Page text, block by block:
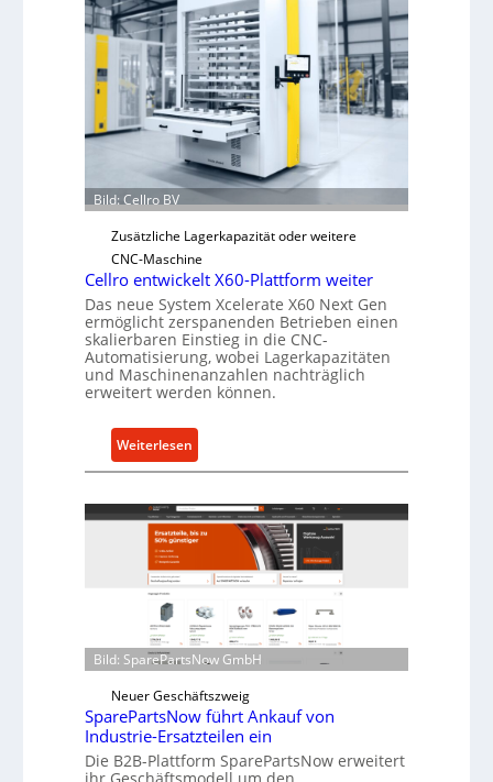
n
i
s
c
h
e
r
Ü
b
e
r
l
a
s
t
s
c
u
t
f
ü
d
i
r
e
k
t
e
Bild: Cellro BV
Zusätzliche Lagerkapazität oder weitere
CNC-Maschine
Cellro entwickelt X60-Plattform weiter
Das neue System Xcelerate X60 Next Gen
ermöglicht zerspanenden Betrieben einen
skalierbaren Einstieg in die CNC-
Automatisierung, wobei Lagerkapazitäten
und Maschinenanzahlen nachträglich
erweitert werden können.
Weiterlesen:
C
l
l
o
e
n
t
w
i
c
k
e
Bild: SparePartsNow GmbH
Neuer Geschäftszweig
SparePartsNow führt Ankauf von
Industrie-Ersatzteilen ein
Die B2B-Plattform SparePartsNow erweitert